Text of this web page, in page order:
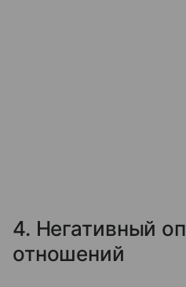
4. Негативный
отношений